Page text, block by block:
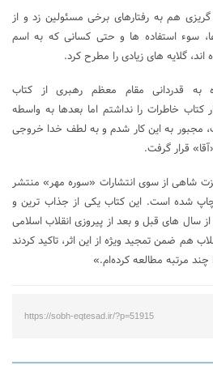
هم به رفتارهای برخی مسئولین زد و از
سوء استفاده ها و حتی کسانی که به اسم
گلایه های زیادی را مطرح کرد.
قدردانی مقام معظم رهبری از کتاب
کتاب خاطرات را نداشتم اما بعدها به واسطه
مجبور به این کار شدم و به لطف خدا خروجی
قرار گرفت.
شاهی از سوی انتشارات «سوره مهر» منتشر
شده است. این کتاب یکی از جذاب ترین و
سال های قبل و بعد از پیروزی انقلاب اسلامی
هم ضمن تمجید ویژه از این اثر، تاکید کردند
مرتبه مطالعه کرده‌ام.»
https://sobh-eqtesad.ir/?p=51915